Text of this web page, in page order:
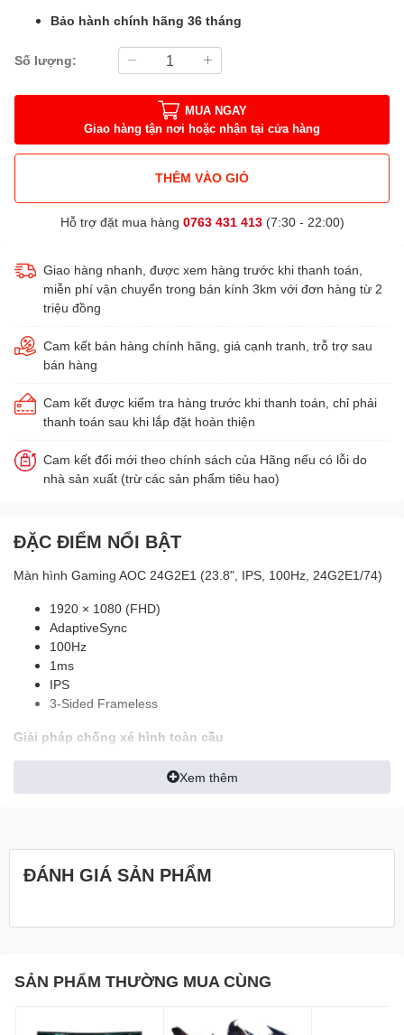
Bảo hành chính hãng 36 tháng
Số lượng:
MUA NGAY
Giao hàng tận nơi hoặc nhận tại cửa hàng
THÊM VÀO GIỎ
Hỗ trợ đặt mua hàng 0763 431 413(7:30 - 22:00)
Giao hàng nhanh, được xem hàng trước khi thanh toán,
miễn phí vận chuyển trong bán kính 3km với đơn hàng từ 2
triệu đồng
Cam kết bán hàng chính hãng, giá cạnh tranh, trỗ trợ sau
bán hàng
Cam kết được kiểm tra hàng trước khi thanh toán, chỉ phải
thanh toán sau khi lắp đặt hoàn thiện
Cam kết đổi mới theo chính sách của Hãng nếu có lỗi do
nhà sản xuất (trừ các sản phẩm tiêu hao)
ĐẶC ĐIỂM NỔI BẬT
Màn hình Gaming AOC 24G2E1 (23.8", IPS, 100Hz, 24G2E1/74)
1920 × 1080 (FHD)
AdaptiveSync
100Hz
1ms
IPS
3-Sided Frameless
Giải pháp chống xé hình toàn cầu
Khi chơi trò chơi,người dùng không nên phải đắn đo khi lựa chọn
tới chiến thắng một cách dễ dàng nhất.
đồng thời đem lại một góc nhìn rộng, tạo nên sự tiện lợi hơn các
Xem thêm
ĐÁNH GIÁ SẢN PHẨM
SẢN PHẨM THƯỜNG MUA CÙNG